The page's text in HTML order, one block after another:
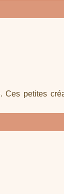
Ces petites